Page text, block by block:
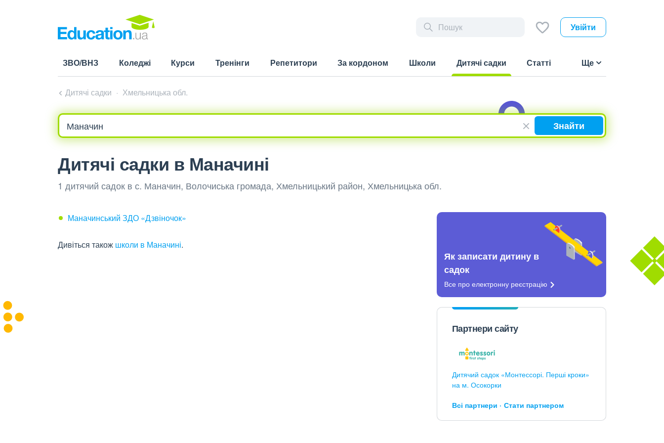
Увійти
ЗВО/ВНЗ Коледжі Курси Тренінги Репетитори За кордоном Школи
Дитячі садки
Статті Ще
Дитячі садки Хмельницька обл.
Знайти
Дитячі садки в Маначині
1 дитячий садок в с. Маначин, Волочиська громада, Хмельницький район, Хмельницька обл.
Маначинський ЗДО «Дзвіночок»
Дивіться також школи в Маначині.
Як записати дитину в
садок
Все про електронну реєстрацію
Партнери сайту
Дитячий садок «Монтессорі. Перші кроки»
на м. Осокорки
Всі партнери Стати партнером